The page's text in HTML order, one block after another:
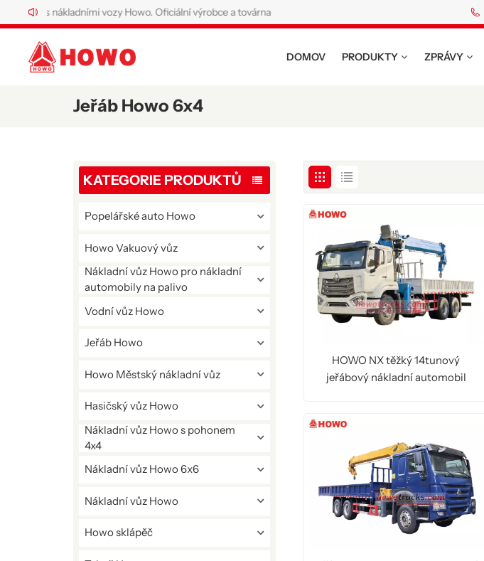
s nákladními vozy Howo. Oficiální výrobce a továrna na speciální nákladní vozy Howo.
DOMOV PRODUKTY ZPRÁVY
Jeřáb Howo 6x4
KATEGORIE PRODUKTŮ
Popelářské auto Howo
Howo Vakuový vůz
Nákladní vůz Howo pro nákladní
automobily na palivo
Vodní vůz Howo
Jeřáb Howo
Howo Městský nákladní vůz
Hasičský vůz Howo
Nákladní vůz Howo s pohonem
4x4
Nákladní vůz Howo 6x6
Nákladní vůz Howo
Howo sklápěč
HOWO NX těžký 14tunový
jeřábový nákladní automobil